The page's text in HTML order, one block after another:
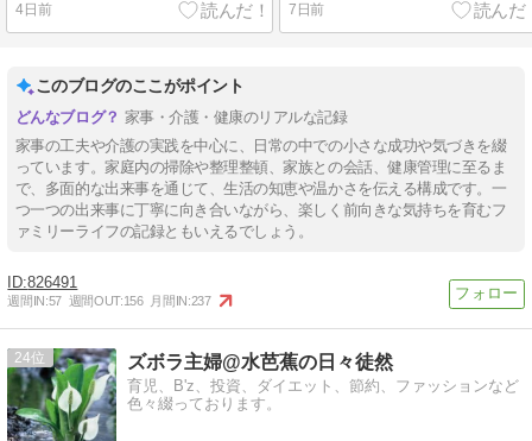
4日前 7日前
このブログのここがポイント
家事・介護・健康のリアルな記録
家事の工夫や介護の実践を中心に、日常の中での小さな成功や気づきを綴
っています。家庭内の掃除や整理整頓、家族との会話、健康管理に至るま
で、多面的な出来事を通じて、生活の知恵や温かさを伝える構成です。一
つ一つの出来事に丁寧に向き合いながら、楽しく前向きな気持ちを育むフ
ァミリーライフの記録ともいえるでしょう。
826491
週間IN:57 週間OUT:156 月間IN:237
24 ズボラ主婦@水芭蕉の日々徒然
育児、B'z、投資、ダイエット、節約、ファッションなど
色々綴っております。